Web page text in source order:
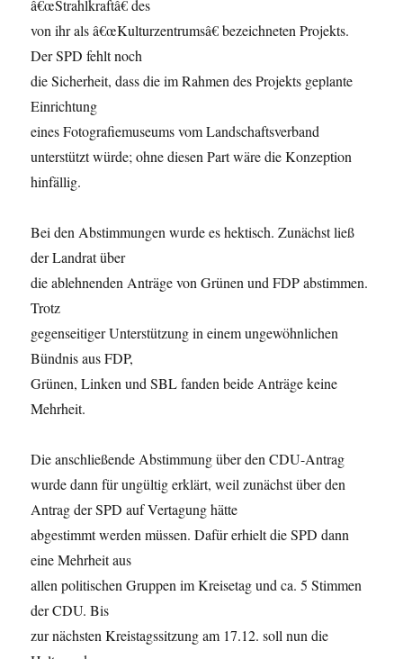
â€œStrahlkraftâ€ des
von ihr als â€œKulturzentrumsâ€ bezeichneten Projekts.
Der SPD fehlt noch
die Sicherheit, dass die im Rahmen des Projekts geplante
Einrichtung
eines Fotografiemuseums vom Landschaftsverband
unterstützt würde; ohne diesen Part wäre die Konzeption
hinfällig.
Bei den Abstimmungen wurde es hektisch. Zunächst ließ
der Landrat über
die ablehnenden Anträge von Grünen und FDP abstimmen.
Trotz
gegenseitiger Unterstützung in einem ungewöhnlichen
Bündnis aus FDP,
Grünen, Linken und SBL fanden beide Anträge keine
Mehrheit.
Die anschließende Abstimmung über den CDU-Antrag
wurde dann für ungültig erklärt, weil zunächst über den
Antrag der SPD auf Vertagung hätte
abgestimmt werden müssen. Dafür erhielt die SPD dann
eine Mehrheit aus
allen politischen Gruppen im Kreisetag und ca. 5 Stimmen
der CDU. Bis
zur nächsten Kreistagssitzung am 17.12. soll nun die